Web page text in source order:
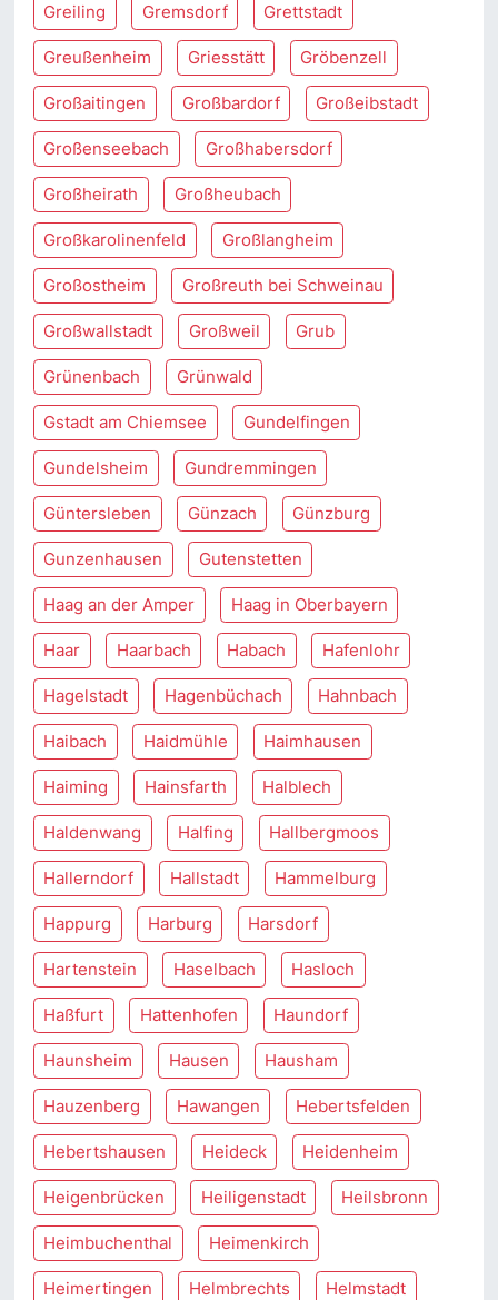
Greiling Gremsdorf Grettstadt
Greußenheim Griesstätt Gröbenzell
Großaitingen Großbardorf Großeibstadt
Großenseebach Großhabersdorf
Großheirath Großheubach
Großkarolinenfeld Großlangheim
Großostheim Großreuth bei Schweinau
Großwallstadt Großweil Grub
Grünenbach Grünwald
Gstadt am Chiemsee Gundelfingen
Gundelsheim Gundremmingen
Güntersleben Günzach Günzburg
Gunzenhausen Gutenstetten
Haag an der Amper Haag in Oberbayern
Haar Haarbach Habach Hafenlohr
Hagelstadt Hagenbüchach Hahnbach
Haibach Haidmühle Haimhausen
Haiming Hainsfarth Halblech
Haldenwang Halfing Hallbergmoos
Hallerndorf Hallstadt Hammelburg
Happurg Harburg Harsdorf
Hartenstein Haselbach Hasloch
Haßfurt Hattenhofen Haundorf
Haunsheim Hausen Hausham
Hauzenberg Hawangen Hebertsfelden
Hebertshausen Heideck Heidenheim
Heigenbrücken Heiligenstadt Heilsbronn
Heimbuchenthal Heimenkirch
Heimertingen Helmbrechts Helmstadt